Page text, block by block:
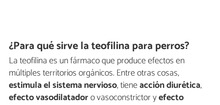
¿Para qué sirve la teofilina para perros?
La teofilina es un fármaco que produce efectos en
múltiples territorios orgánicos. Entre otras cosas,
estimula el sistema nervioso, tieneacción diurética,
efecto vasodilatadoro vasoconstrictor yefecto